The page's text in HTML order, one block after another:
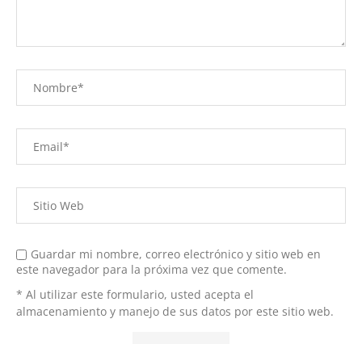
Guardar mi nombre, correo electrónico y sitio web en
este navegador para la próxima vez que comente.
* Al utilizar este formulario, usted acepta el
almacenamiento y manejo de sus datos por este sitio web.